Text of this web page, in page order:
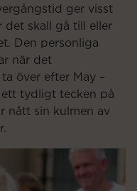
ger visst
det skall gå till eller
Den personliga
när det
över efter May –
ett tydligt tecken på
nått sin kulmen av